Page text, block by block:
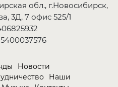
обл., г.Новосибирск,
3Д, 7 офис 525/1
Новости
Наши